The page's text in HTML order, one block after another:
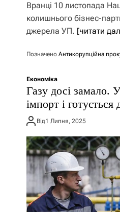
Вранці 10 листопада
колишнього бізнес-
джерела УП. [читати
Позначено Антикорупційна
Економіка
Газу досі замало.
імпорт і
Від1 Липня, 2025